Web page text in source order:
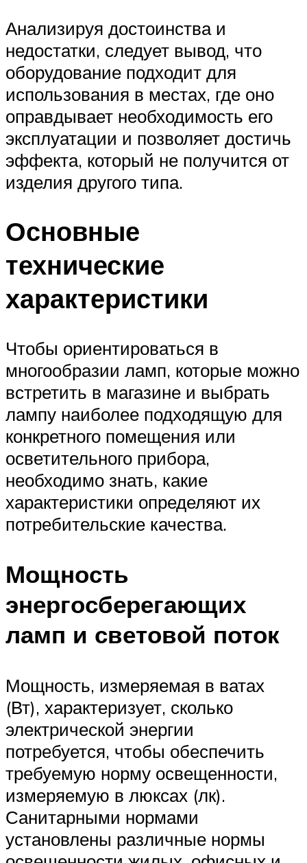
Анализируя достоинства и
недостатки, следует вывод, что
оборудование подходит для
использования в местах, где оно
оправдывает необходимость его
эксплуатации и позволяет достичь
эффекта, который не получится от
изделия другого типа.
Основные
технические
характеристики
Чтобы ориентироваться в
многообразии ламп, которые можно
встретить в магазине и выбрать
лампу наиболее подходящую для
конкретного помещения или
осветительного прибора,
необходимо знать, какие
характеристики определяют их
потребительские качества.
Мощность
энергосберегающих
ламп и световой поток
Мощность, измеряемая в ватах
(Вт), характеризует, сколько
электрической энергии
потребуется, чтобы обеспечить
требуемую норму освещенности,
измеряемую в люксах (лк).
Санитарными нормами
установлены различные нормы